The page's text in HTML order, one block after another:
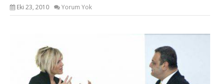
Eki 23, 2010 Yorum Yok